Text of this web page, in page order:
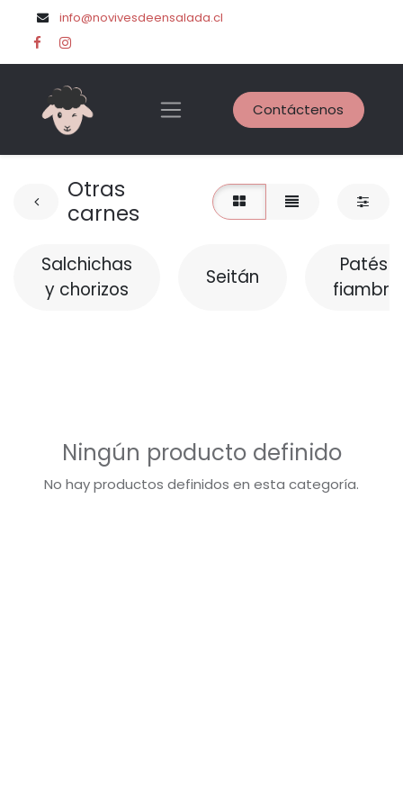
info@novivesdeensalada.cl
Contáctenos
Otras
carnes
Salchichas
y chorizos
Seitán
Patés y
Ningún producto definido
No hay productos definidos en esta categoría.